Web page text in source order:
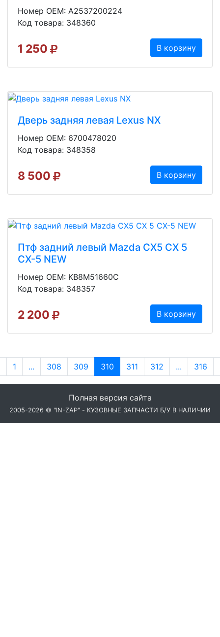
Номер OEM: A2537200224
Код товара: 348360
1 250 В корзину
Дверь задняя левая Lexus NX
Номер OEM: 6700478020
Код товара: 348358
8 500 В корзину
Птф задний левый Mazda CX5 CX 5
CX-5 NEW
Номер OEM: KB8M51660C
Код товара: 348357
2 200 В корзину
1 ... 308 309 310 311 312 ... 316
Полная версия сайта
2005-2026 © "IN-ZAP" - КУЗОВНЫЕ ЗАПЧАСТИ Б/У В НАЛИЧИИ